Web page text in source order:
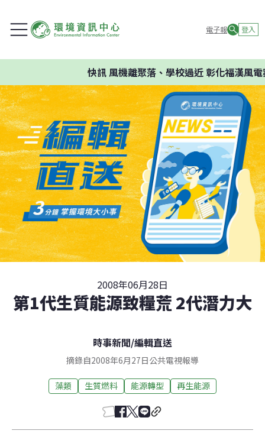
電子報 登入
快訊風機離聚落、學校過近 彰化福漢風電
2008年06月28日
第1代生質能源致糧荒 2代潛力大
時事新聞/編輯直送
摘錄自2008年6月27日公共電視報導
藻類 生質燃料 能源轉型 再生能源